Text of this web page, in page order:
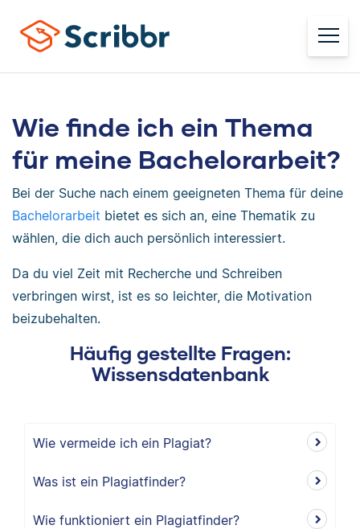
Wie finde ich ein Thema
für meine Bachelorarbeit?
Bei der Suche nach einem geeigneten Thema für deine
Bachelorarbeit bietet es sich an, eine Thematik zu
wählen, die dich auch persönlich interessiert.
Da du viel Zeit mit Recherche und Schreiben
verbringen wirst, ist es so leichter, die Motivation
beizubehalten.
Häufig gestellte Fragen:
Wissensdatenbank
Wie vermeide ich ein Plagiat?
Was ist ein Plagiatfinder?
Wie funktioniert ein Plagiatfinder?